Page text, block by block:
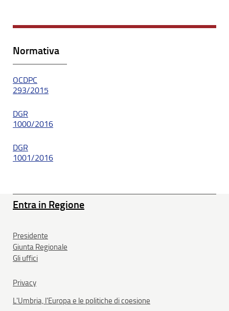
Normativa
OCDPC
293/2015
DGR
1000/2016
DGR
1001/2016
Entra in Regione
Presidente
Giunta Regionale
Gli uffici
Privacy
L'Umbria, l'Europa e le politiche di coesione